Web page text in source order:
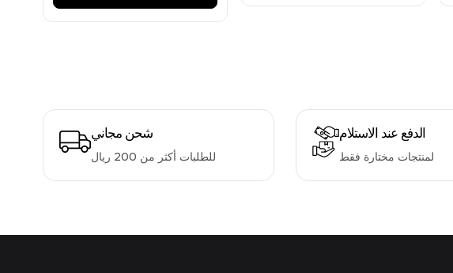
شحن مجاني
للطلبات أكثر من 200 ريال
الدفع عند الاستلام
لمنتجات مختارة فقط